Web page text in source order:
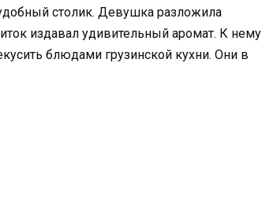
столик. Девушка разложила
издавал удивительный аромат. К нему
блюдами грузинской кухни. Они в